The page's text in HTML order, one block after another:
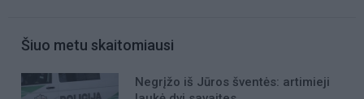
Šiuo metu skaitomiausi
Negrįžo iš Jūros šventės: artimieji